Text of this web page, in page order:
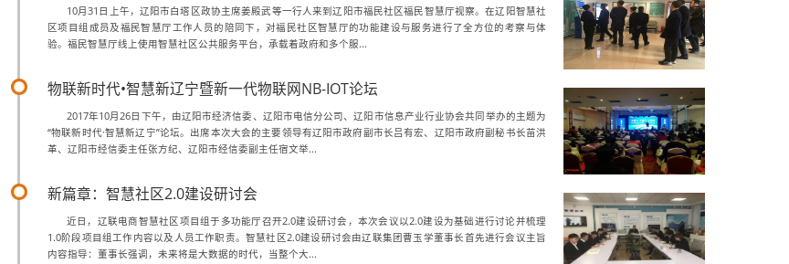
10月31日上午，辽阳市白塔区政协主席姜殿武等一行人来到辽阳市福民社区福民智慧厅视察。在辽阳智慧社
区项目组成员及福民智慧厅工作人员的陪同下，对福民社区智慧厅的功能建设与服务进行了全方位的考察与体
验。福民智慧厅线上使用智慧社区公共服务平台，承载着政府和多个服...
物联新时代•智慧新辽宁暨新一代物联网NB-IOT论坛
2017年10月26日下午，由辽阳市经济信委、辽阳市电信分公司、辽阳市信息产业行业协会共同举办的主题为
“物联新时代·智慧新辽宁”论坛。出席本次大会的主要领导有辽阳市政府副市长吕有宏、辽阳市政府副秘书长苗洪
革、辽阳市经信委主任张方纪、辽阳市经信委副主任宿文举...
新篇章：智慧社区2.0建设研讨会
近日，辽联电商智慧社区项目组于多功能厅召开2.0建设研讨会，本次会议以2.0建设为基础进行讨论并梳理
1.0阶段项目组工作内容以及人员工作职责。智慧社区2.0建设研讨会由辽联集团曹玉学董事长首先进行会议主旨
内容指导：董事长强调，未来将是大数据的时代，当整个大...